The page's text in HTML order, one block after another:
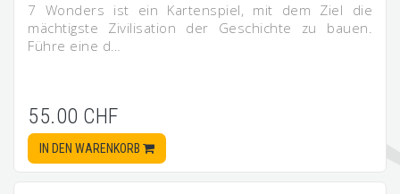
7 Wonders ist ein Kartenspiel, mit dem Ziel die
mächtigste Zivilisation der Geschichte zu bauen.
Führe eine d…
55.00 CHF
IN DEN WARENKORB